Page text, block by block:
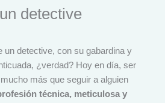
detective
un detective, con su gabardina y
¿verdad? Hoy en día, ser
más que seguir a alguien
técnica, meticulosa y